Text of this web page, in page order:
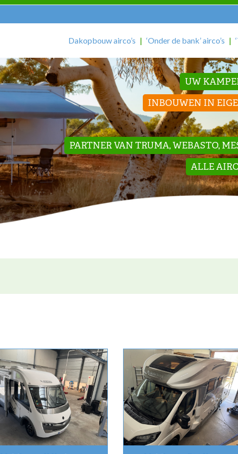
Dakopbouw airco’s ‘Onder de bank’ airco’s
UW
INBOUWEN IN
PARTNER VAN TRUMA, WEBASTO,
ALLE